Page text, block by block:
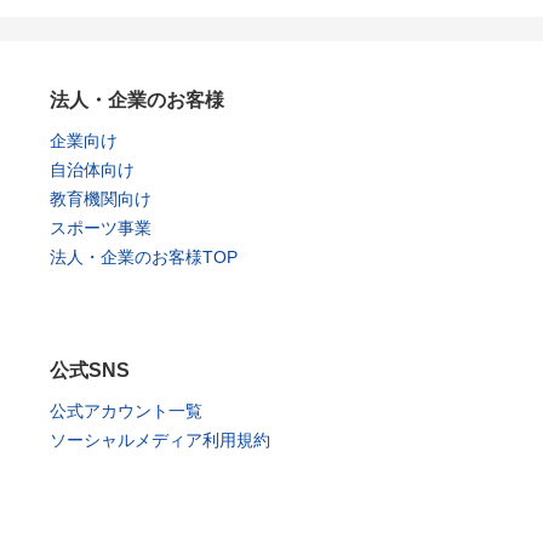
法人・企業のお客様
企業向け
自治体向け
教育機関向け
スポーツ事業
法人・企業のお客様TOP
公式SNS
公式アカウント一覧
ソーシャルメディア利用規約